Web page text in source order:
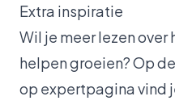
Extra inspiratie
Wil je meer lezen over
helpen groeien? Op
op expertpaginavind